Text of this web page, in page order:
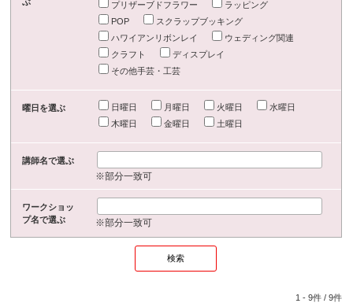
プリザーブドフラワー
ラッピング
POP
スクラップブッキング
ハワイアンリボンレイ
ウェディング関連
クラフト
ディスプレイ
その他手芸・工芸
曜日を選ぶ 日曜日 月曜日 火曜日
水曜日
木曜日
金曜日 土曜日
講師名で選ぶ
※部分一致可
ワークショッ
プ名で選ぶ
※部分一致可
1 -9件 /9件